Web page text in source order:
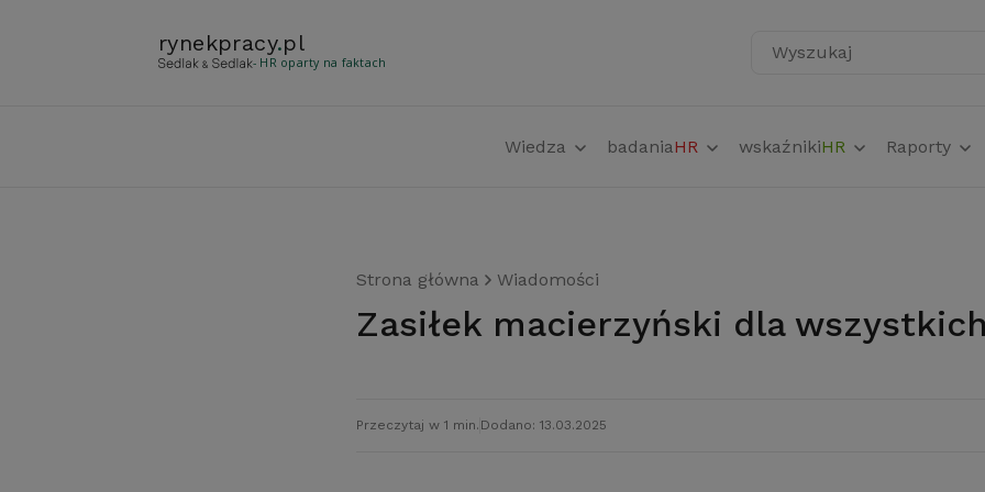
rynekpracy.pl
- HR oparty na faktach Wyszukaj
Wiedza badaniaHR wskaźnikiHR Raporty
Strona główna Wiadomości
Zasiłek macierzyński dla wszystkich
Przeczytaj w 1 min. Dodano: 13.03.2025